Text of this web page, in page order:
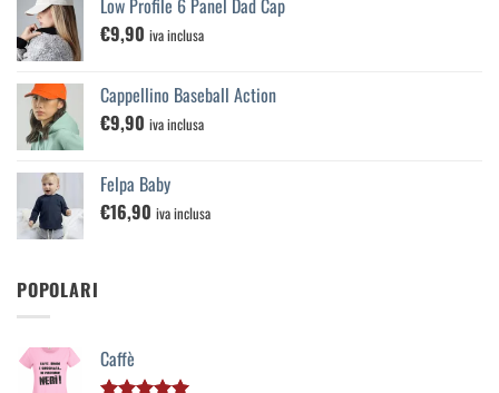
€9,90 iva inclusa
Cappellino Baseball Action
€9,90 iva inclusa
Felpa Baby
€16,90 iva inclusa
POPOLARI
Caffè